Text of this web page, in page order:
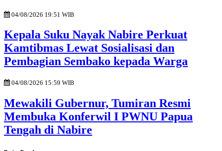
04/08/2026 19:51 WIB
Kepala Suku Nayak Nabire Perkuat
Kamtibmas Lewat Sosialisasi dan
Pembagian Sembako kepada Warga
04/08/2026 15:59 WIB
Mewakili Gubernur, Tumiran Resmi
Membuka Konferwil I PWNU Papua
Tengah di Nabire